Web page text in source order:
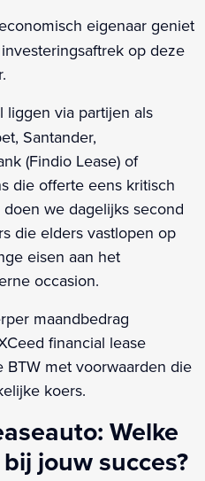
eigenaar geniet
op deze
liggen via partijen als
Santander,
(Findio Lease) of
die offerte eens kritisch
we dagelijks second
die elders vastlopen op
eisen aan het
occasion.
maandbedrag
financial lease
met voorwaarden die
koers.
Welke
jouw succes?